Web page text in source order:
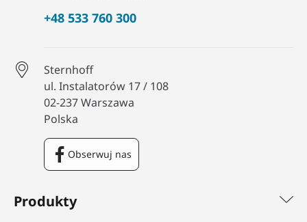
Produkty
+48 533 760 300
Sternhoff
ul. Instalatorów 17 / 108
02-237 Warszawa
Polska
Obserwuj nas
Facebook